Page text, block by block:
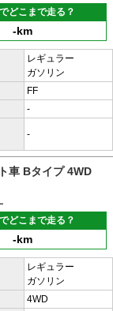
どこまで走る？
-km
レギュラー
ガソリン
FF
-
-
車 Bタイプ 4WD
どこまで走る？
-km
レギュラー
ガソリン
4WD